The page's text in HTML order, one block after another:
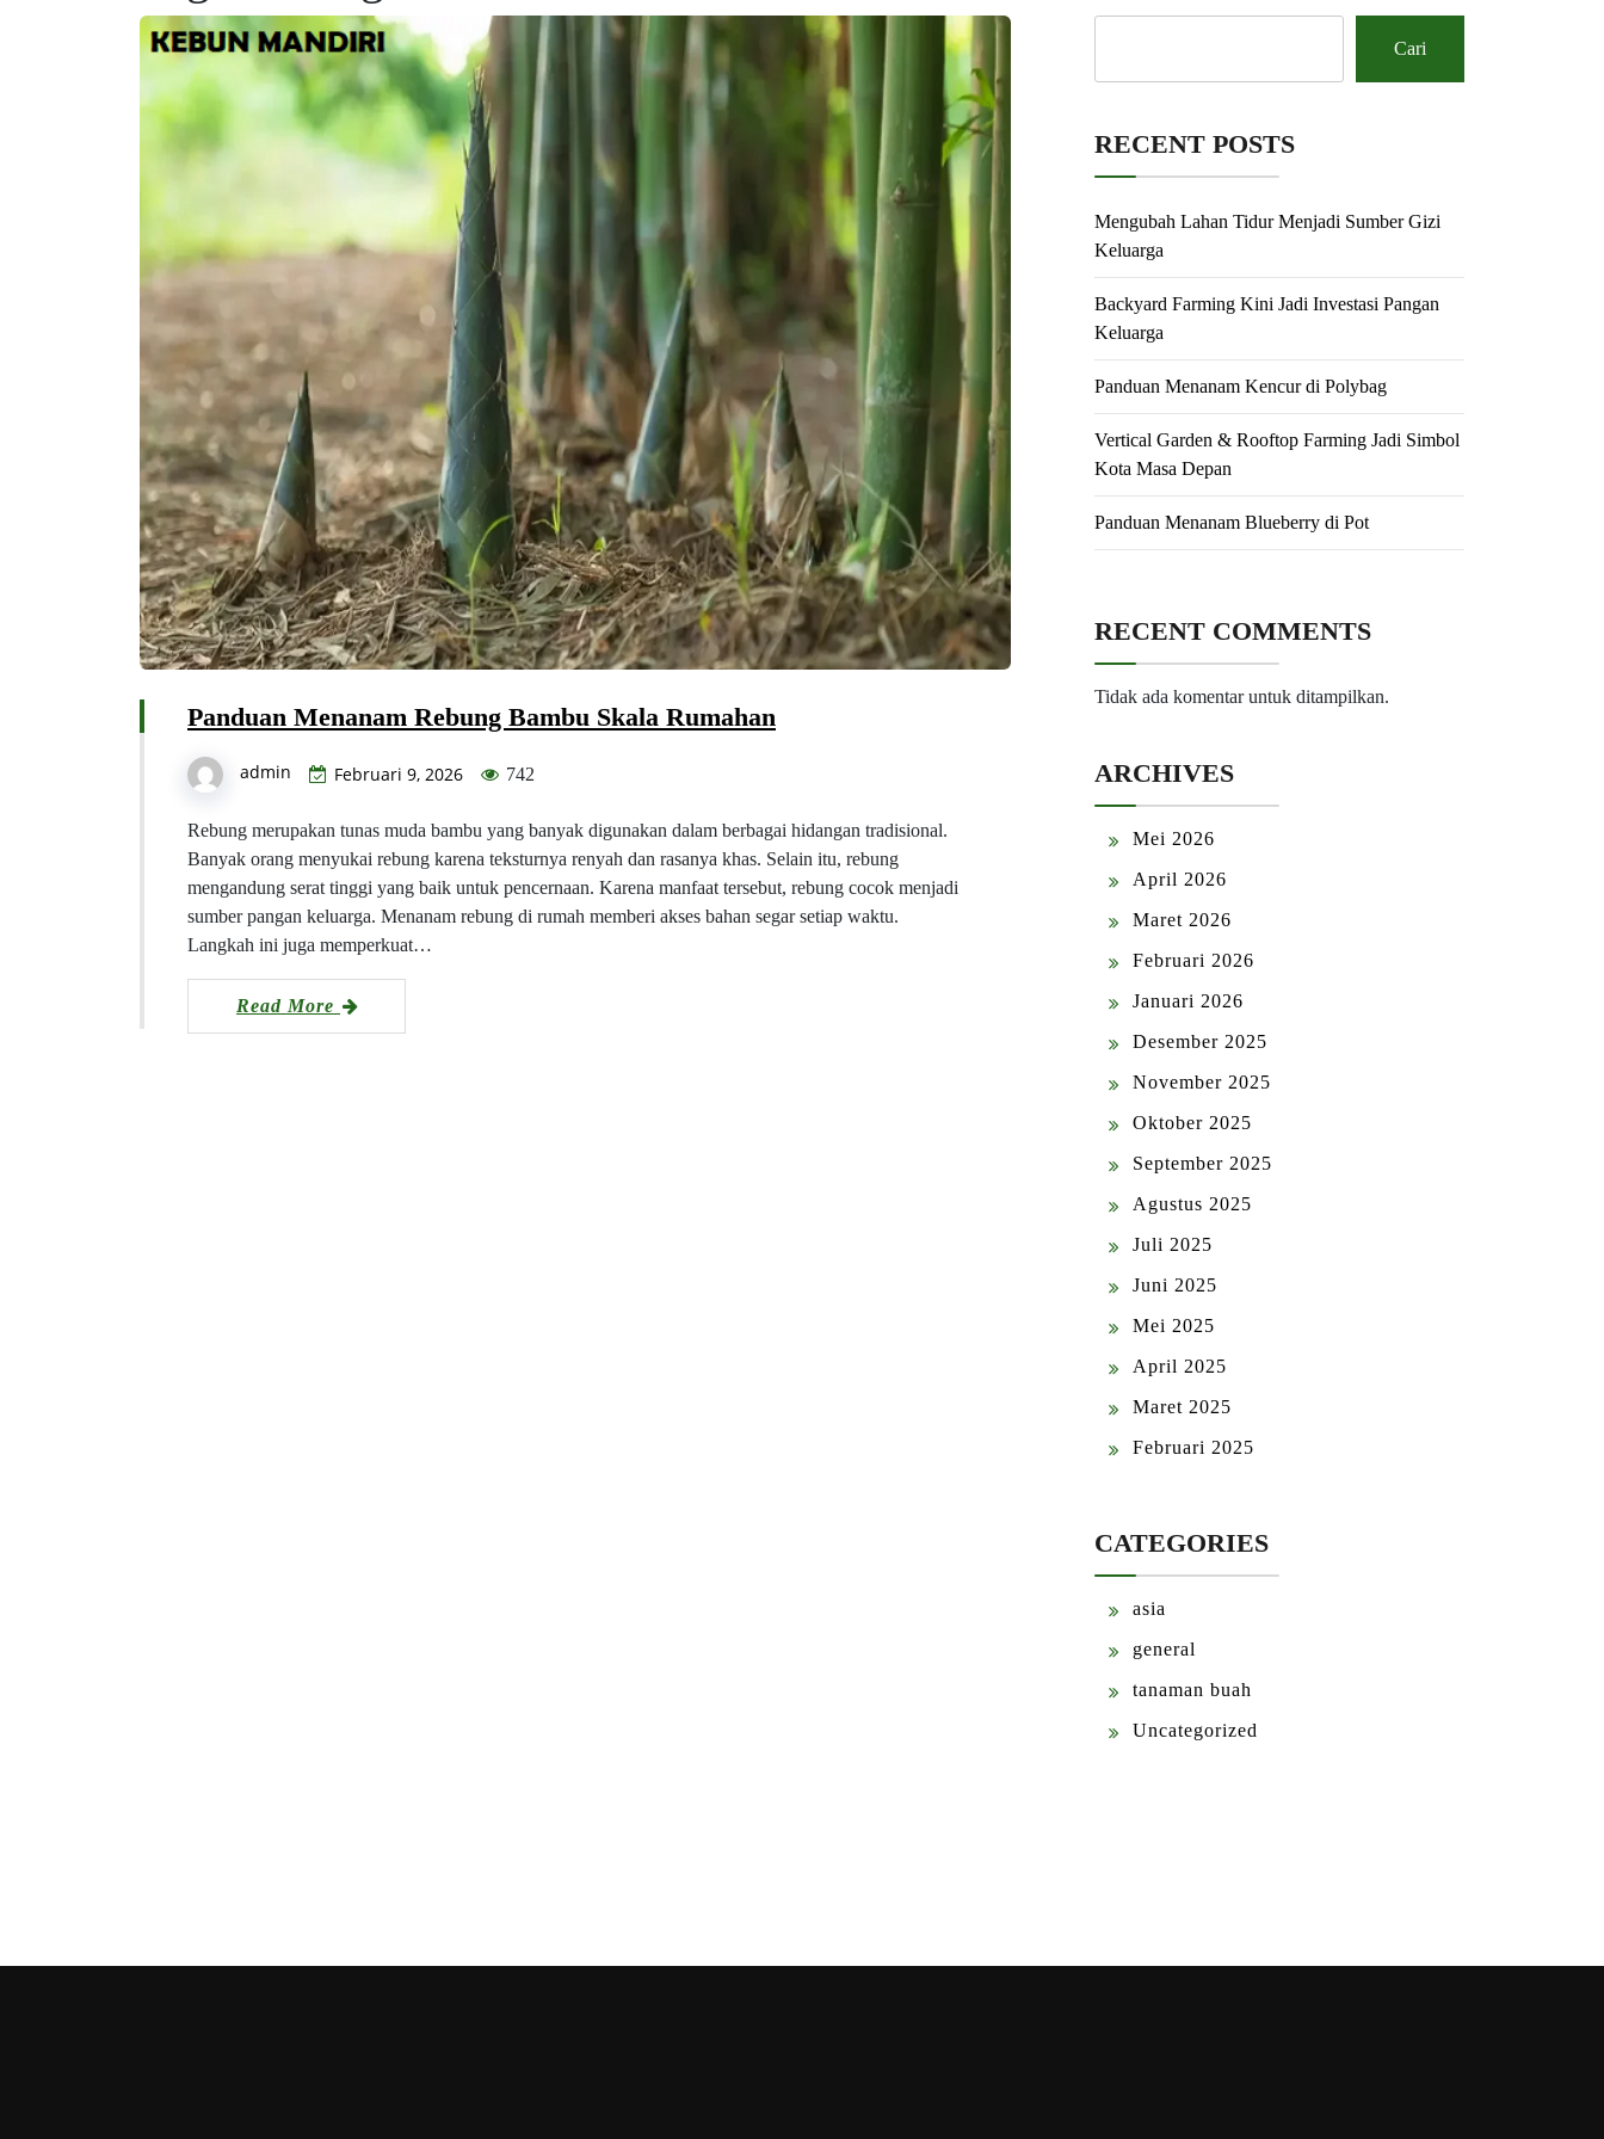
Panduan Menanam Rebung Bambu Skala Rumahan
admin Februari 9, 2026 742
Rebung merupakan tunas muda bambu yang banyak digunakan dalam berbagai hidangan tradisional.
Banyak orang menyukai rebung karena teksturnya renyah dan rasanya khas. Selain itu, rebung
mengandung serat tinggi yang baik untuk pencernaan. Karena manfaat tersebut, rebung cocok menjadi
sumber pangan keluarga. Menanam rebung di rumah memberi akses bahan segar setiap waktu.
Langkah ini juga memperkuat…
Read More
Cari
RECENT POSTS
Mengubah Lahan Tidur Menjadi Sumber Gizi
Keluarga
Backyard Farming Kini Jadi Investasi Pangan
Keluarga
Panduan Menanam Kencur di Polybag
Vertical Garden & Rooftop Farming Jadi Simbol
Kota Masa Depan
Panduan Menanam Blueberry di Pot
RECENT COMMENTS
Tidak ada komentar untuk ditampilkan.
ARCHIVES
Mei 2026
April 2026
Maret 2026
Februari 2026
Januari 2026
Desember 2025
November 2025
Oktober 2025
September 2025
Agustus 2025
Juli 2025
Juni 2025
Mei 2025
April 2025
Maret 2025
Februari 2025
CATEGORIES
asia
general
tanaman buah
Uncategorized